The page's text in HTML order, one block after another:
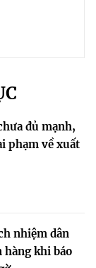
đủ mạnh,
phạm về xuất
nhiệm dân
hàng khi báo